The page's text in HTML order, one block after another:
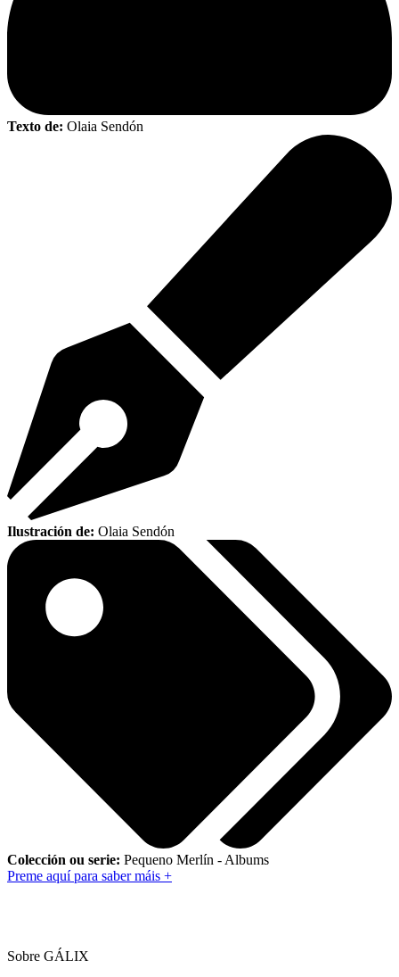
Texto de: Olaia Sendón
Ilustración de: Olaia Sendón
Colección ou serie: Pequeno Merlín - Albums
Preme aquí para saber máis +
Sobre GÁLIX